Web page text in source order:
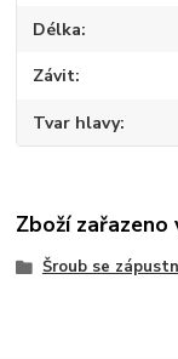
Délka
Závit
Tvar hlavy
Zboží
Šroub se